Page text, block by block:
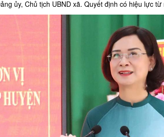
ủy, Chủ tịch UBND xã. Quyết định có hiệu lực từ